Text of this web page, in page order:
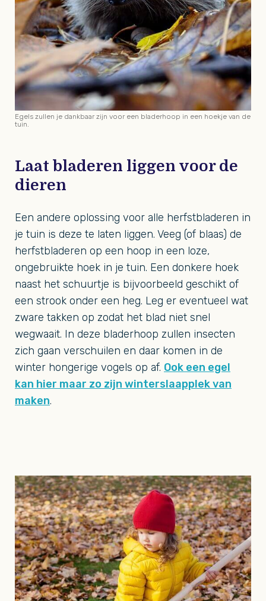
Laat bladeren liggen voor de
dieren
Een andere oplossing voor alle herfstbladeren in
je tuin is deze te laten liggen. Veeg (of blaas) de
herfstbladeren op een hoop in een loze,
ongebruikte hoek in je tuin. Een donkere hoek
naast het schuurtje is bijvoorbeeld geschikt of
een strook onder een heg. Leg er eventueel wat
zware takken op zodat het blad niet snel
wegwaait. In deze bladerhoop zullen insecten
zich gaan verschuilen en daar komen in de
winter hongerige vogels op af. Ook een egel
kan hier maar zo zijn winterslaapplek van
maken.
Egels zullen je dankbaar zijn voor een bladerhoop in een hoekje van de
tuin.